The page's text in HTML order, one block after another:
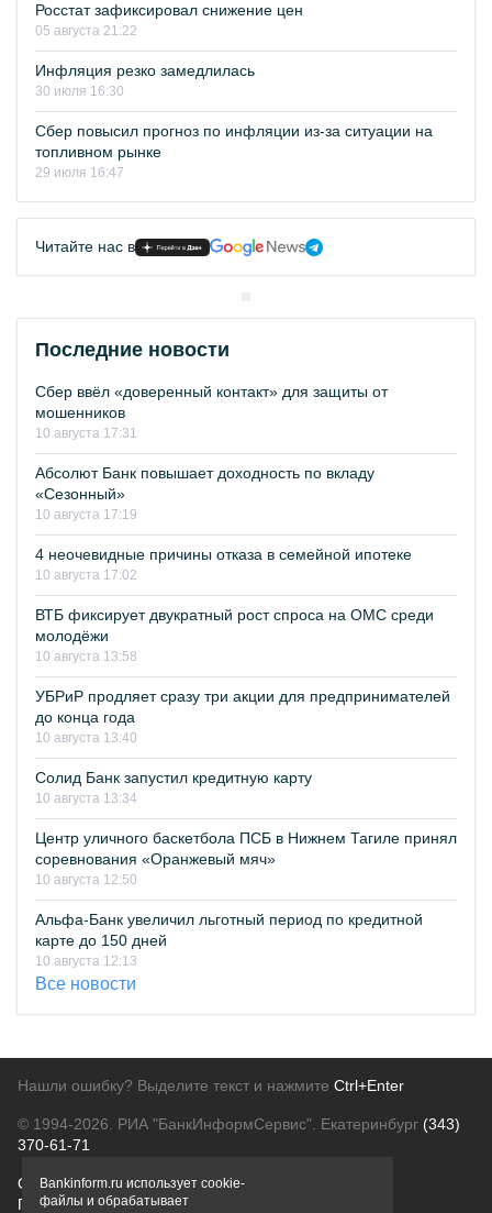
Росстат зафиксировал снижение цен
05 августа 21:22
Инфляция резко замедлилась
30 июля 16:30
Сбер повысил прогноз по инфляции из-за ситуации на
топливном рынке
29 июля 16:47
Читайте нас в
Последние новости
Сбер ввёл «доверенный контакт» для защиты от
мошенников
10 августа 17:31
Абсолют Банк повышает доходность по вкладу
«Сезонный»
10 августа 17:19
4 неочевидные причины отказа в семейной ипотеке
10 августа 17:02
ВТБ фиксирует двукратный рост спроса на ОМС среди
молодёжи
10 августа 13:58
УБРиР продляет сразу три акции для предпринимателей
до конца года
10 августа 13:40
Солид Банк запустил кредитную карту
10 августа 13:34
Центр уличного баскетбола ПСБ в Нижнем Тагиле принял
соревнования «Оранжевый мяч»
10 августа 12:50
Альфа-Банк увеличил льготный период по кредитной
карте до 150 дней
10 августа 12:13
Все новости
Нашли ошибку? Выделите текст и нажмите Ctrl+Enter
© 1994-2026. РИА "БанкИнформСервис". Екатеринбург (343)
370-61-71
О проектеПолитика конфиденциальности
Правовая информацияДля рекламодателей
Bankinform.ru использует cookie-
файлы и обрабатывает